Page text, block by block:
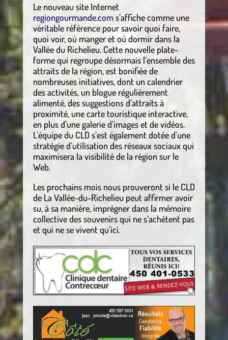
Le nouveau site Internet
regiongourmande.coms’affiche comme une
véritable référence pour savoir quoi faire,
quoi voir, où manger et où dormir dans la
Vallée du Richelieu. Cette nouvelle plate-
forme qui regroupe désormais l’ensemble des
attraits de la région, est bonifiée de
nombreuses initiatives, dont un calendrier
des activités, un blogue régulièrement
alimenté, des suggestions d’attraits à
proximité, une carte touristique interactive,
en plus d’une galerie d’images et de vidéos.
L’équipe du CLD s’est également dotée d’une
stratégie d’utilisation des réseaux sociaux qui
maximisera la visibilité de la région sur le
Web.
Les prochains mois nous prouveront si le CLD
de La Vallée-du-Richelieu peut affirmer avoir
su, à sa manière, imprégner dans la mémoire
collective des souvenirs qui ne s’achètent pas
et qui ne se vivent qu’ici.